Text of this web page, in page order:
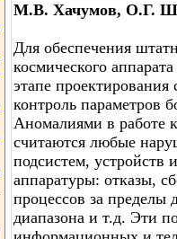
М.В. Хачумов, О.Г.
Для обеспечения
космического
этапе
контроль параметров
Аномалиями в работе
считаются любые
подсистем, устройств
аппаратуры: отказы,
процессов за пределы
диапазона и т.д. Эти